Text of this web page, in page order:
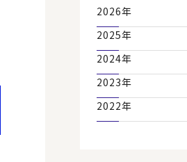
2026年
2025年
2024年
2023年
2022年